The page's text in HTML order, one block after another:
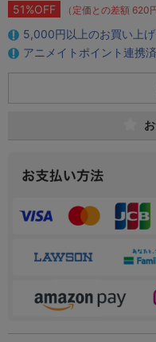
51%OFF （定価との差額 620円
5,000円以上のお買い上げ
アニメイトポイント連携